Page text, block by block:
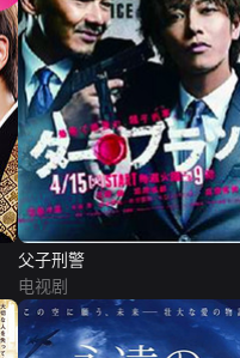
父子刑警
电视剧